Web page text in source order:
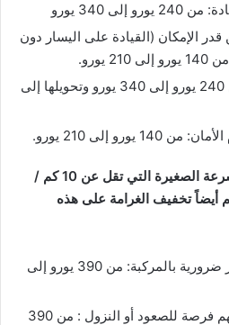
340 يورو
قدر الإمكان (القيادة على اليسار دون
عدم إعطاء الأولوية: من 240 يورو إلى 340 يورو وتحويلها إلى
إلى 210 يورو.
بالإضافة إلى أن مخالفات السرعة الصغيرة التي تقل عن 10 كم /
تخفيف الغرامة على هذه
التسبب في ضوضاء غير ضرورية بالمركبة: من 390 يورو إلى
اجتياز الركاب دون منحهم فرصة للصعود أو النزول : من 390